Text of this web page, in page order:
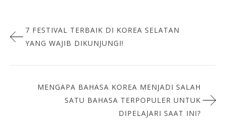
navigation
7 FESTIVAL TERBAIK DI KOREA SELATAN
YANG WAJIB DIKUNJUNGI!
MENGAPA BAHASA KOREA MENJADI SALAH
SATU BAHASA TERPOPULER UNTUK
DIPELAJARI SAAT INI?